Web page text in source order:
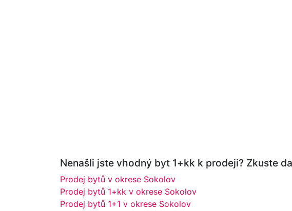
Nenašli jste vhodný byt 1+kk k prodeji? Zkuste
Prodej bytů v okrese Sokolov
Prodej bytů 1+kk v okrese Sokolov
Prodej bytů 1+1 v okrese Sokolov